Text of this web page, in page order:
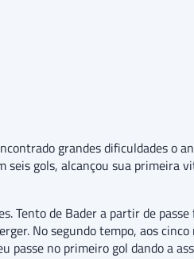
grandes dificuldades o
seis gols, alcançou sua primeira
Tento de Bader a partir de
No segundo tempo, aos
passe no primeiro gol dando a